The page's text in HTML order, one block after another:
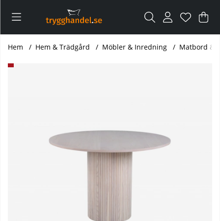
.
Hem Hem & Trädgård Möbler & Inredning Matbord &
Produktbilder VENTURE HOME Bianca – matbord